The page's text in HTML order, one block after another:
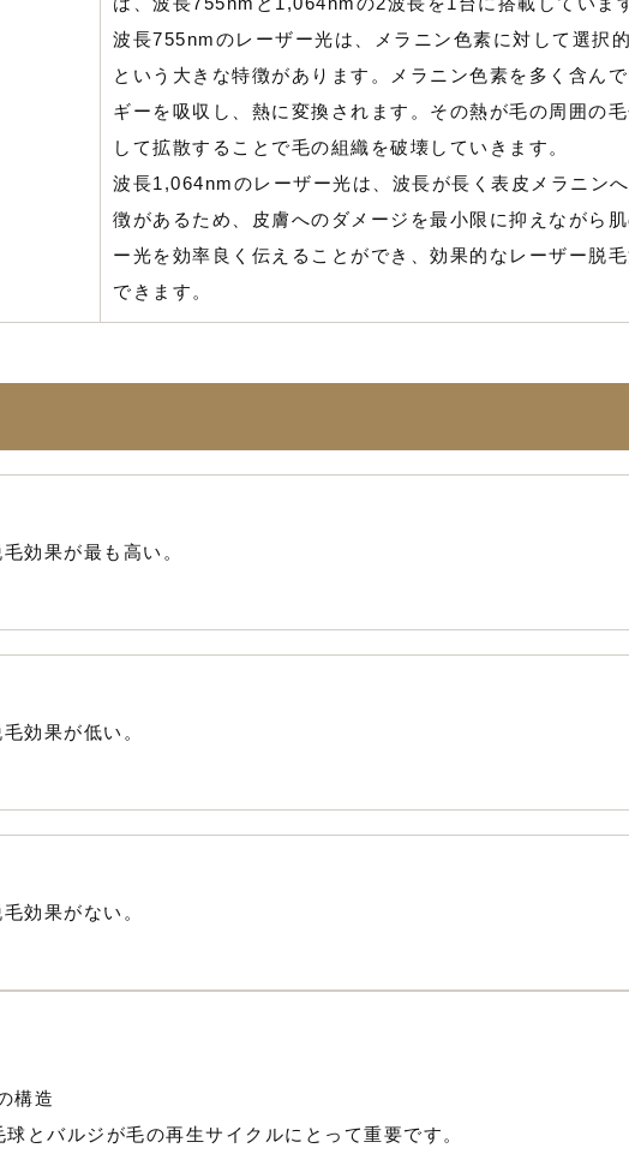
波長755nmのレーザー光は、メラニン色素に対して選択
という大きな特徴があります。メラニン色素を多く含ん
ギーを吸収し、熱に変換されます。その熱が毛の周囲の
して拡散することで毛の組織を破壊していきます。
波長1,064nmのレーザー光は、波長が長く表皮メラニン
徴があるため、皮膚へのダメージを最小限に抑えながら
ー光を効率良く伝えることができ、効果的なレーザー脱
できます。
毛効果が最も高い。
毛効果が低い。
毛効果がない。
構造
球とバルジが毛の再生サイクルにとって重要です。